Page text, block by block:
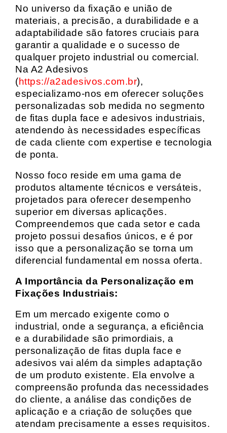
No universo da fixação e união de
materiais, a precisão, a durabilidade e a
adaptabilidade são fatores cruciais para
garantir a qualidade e o sucesso de
qualquer projeto industrial ou comercial.
Na A2 Adesivos
(https://a2adesivos.com.br),
especializamo-nos em oferecer soluções
personalizadas sob medida no segmento
de fitas dupla face e adesivos industriais,
atendendo às necessidades específicas
de cada cliente com expertise e tecnologia
de ponta.
Nosso foco reside em uma gama de
produtos altamente técnicos e versáteis,
projetados para oferecer desempenho
superior em diversas aplicações.
Compreendemos que cada setor e cada
projeto possui desafios únicos, e é por
isso que a personalização se torna um
diferencial fundamental em nossa oferta.
A Importância da Personalização em
Fixações Industriais:
Em um mercado exigente como o
industrial, onde a segurança, a eficiência
e a durabilidade são primordiais, a
personalização de fitas dupla face e
adesivos vai além da simples adaptação
de um produto existente. Ela envolve a
compreensão profunda das necessidades
do cliente, a análise das condições de
aplicação e a criação de soluções que
atendam precisamente a esses requisitos.